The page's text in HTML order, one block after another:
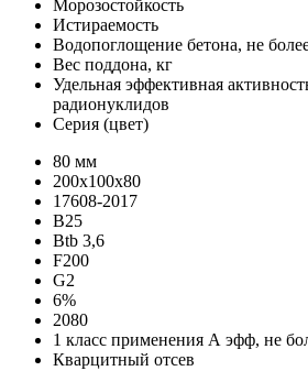
Морозостойкость
Истираемость
Водопоглощение бетона, не
Вес поддона, кг
Удельная эффективная
радионуклидов
Серия (цвет)
80 мм
200х100х80
17608-2017
B25
Btb 3,6
F200
G2
6%
2080
1 класс применения А эфф, не
Кварцитный отсев